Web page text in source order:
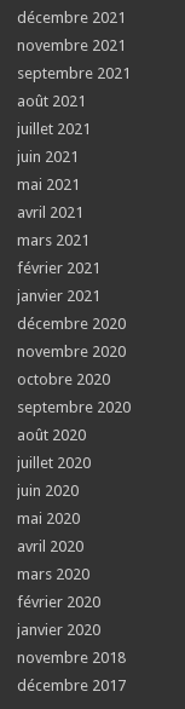
décembre 2021
novembre 2021
septembre 2021
août 2021
juillet 2021
juin 2021
mai 2021
avril 2021
mars 2021
février 2021
janvier 2021
décembre 2020
novembre 2020
octobre 2020
septembre 2020
août 2020
juillet 2020
juin 2020
mai 2020
avril 2020
mars 2020
février 2020
janvier 2020
novembre 2018
décembre 2017